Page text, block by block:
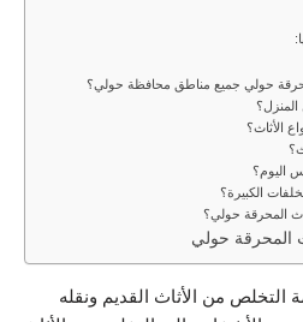
حولي جميع مناطق محافظة حولي؟
الأثاث؟
اليوم؟
الكبيرة؟
المحرقة حولي؟
المحرقة حولي
من الأثاث القديم ونقله